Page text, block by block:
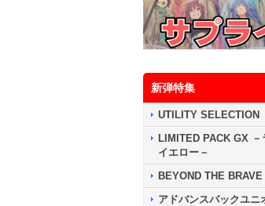
新弾特集
UTILITY SELECTION
LIMITED PACK GX －
イエロー－
BEYOND THE BRAVE
アドバンスパックユニ